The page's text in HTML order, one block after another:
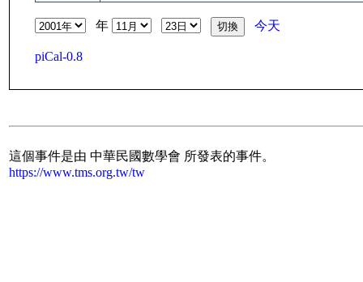
年 今天
piCal-0.8
這個事件是由 中華民國數學會 所發表的事件。
https://www.tms.org.tw/tw